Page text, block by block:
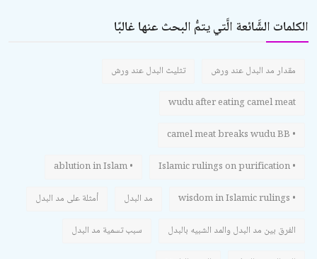
الكلمات الشَّائعة الَّتي يتمُّ البحث عنها غالبًا
مقدار مد البدل عند ورش تثليث البدل عند ورش
wudu after eating camel meat
• camel meat breaks wudu BB
• Islamic rulings on purification
• ablution in Islam
• wisdom in Islamic rulings مد البدل أمثلة على مد البدل
الفرق بين مد البدل والمد الشبيه بالبدل سبب تسمية مد البدل